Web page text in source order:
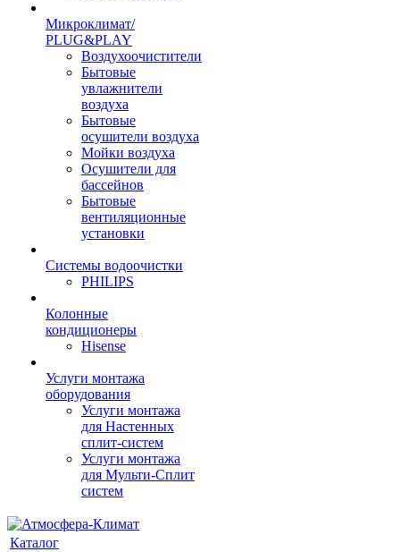
Микроклимат/
PLUG&PLAY
Воздухоочистители
Бытовые
увлажнители
воздуха
Бытовые
осушители воздуха
Мойки воздуха
Осушители для
бассейнов
Бытовые
вентиляционные
установки
Системы водоочистки
PHILIPS
Колонные
кондиционеры
Hisense
Услуги монтажа
оборудования
Услуги монтажа
для Настенных
сплит-систем
Услуги монтажа
для Мульти-Сплит
систем
Каталог